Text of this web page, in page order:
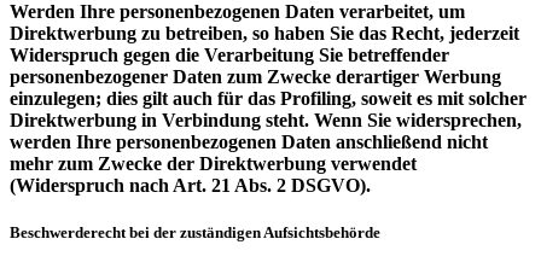
Werden Ihre personenbezogenen Daten verarbeitet, um
Direktwerbung zu betreiben, so haben Sie das Recht, jederzeit
Widerspruch gegen die Verarbeitung Sie betreffender
personenbezogener Daten zum Zwecke derartiger Werbung
einzulegen; dies gilt auch für das Profiling, soweit es mit solcher
Direktwerbung in Verbindung steht. Wenn Sie widersprechen,
werden Ihre personenbezogenen Daten anschließend nicht
mehr zum Zwecke der Direktwerbung verwendet
(Widerspruch nach Art. 21 Abs. 2 DSGVO).
Beschwerderecht bei der zuständigen Aufsichtsbehörde